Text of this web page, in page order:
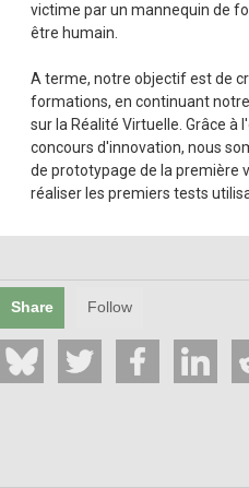
victime par un mannequin de
être humain.
A terme, notre objectif est de
formations, en continuant
sur la Réalité Virtuelle. Grâce à
concours d'innovation, nous
de prototypage de la première
réaliser les premiers tests
Share Follow